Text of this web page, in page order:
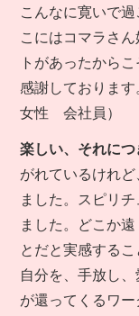
こんなに寛いで
こにはコマラさ
トがあったから
感謝しておりま
女性 会社員）
楽しい、それにつ
がれているけれ
ました。スピリ
ました。どこか
とだと実感する
自分を、手放し
が還ってくるワ